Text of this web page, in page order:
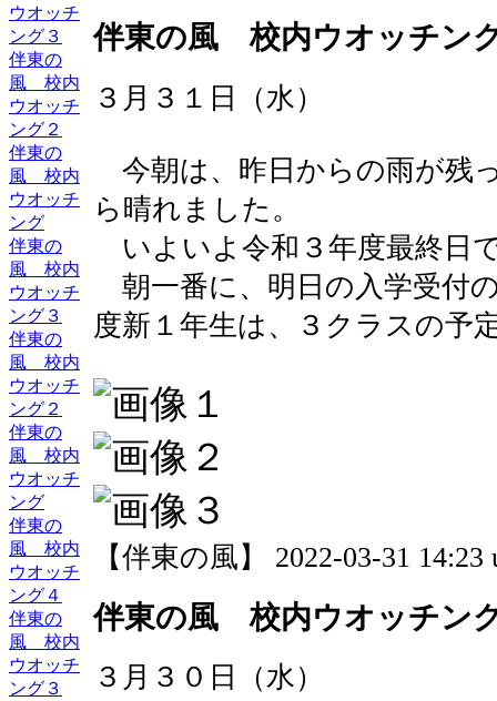
ウオッチ
ング３
伴東の
風 校内
ウオッチ
ング２
伴東の
風 校内
ウオッチ
ング
伴東の
風 校内
ウオッチ
ング３
伴東の
風 校内
ウオッチ
ング２
伴東の
風 校内
ウオッチ
ング
伴東の
風 校内
ウオッチ
ング４
伴東の
風 校内
ウオッチ
ング３
伴東の風 校内ウオッチン
３月３１日（水）
今朝は、昨日からの雨が残
ら晴れました。
いよいよ令和３年度最終日
朝一番に、明日の入学受付
度新１年生は、３クラスの予
【伴東の風】 2022-03-31 14:23
伴東の風 校内ウオッチン
３月３０日（水）